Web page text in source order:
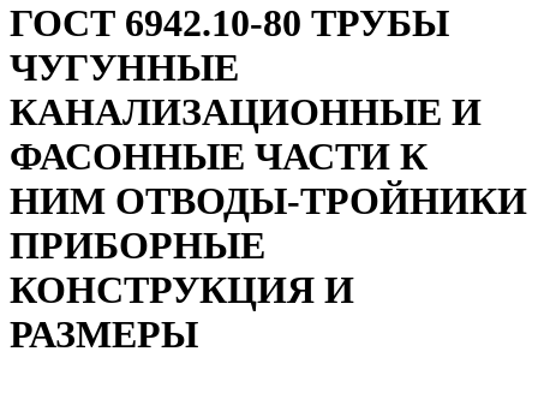
ГОСТ 6942.10-80 ТРУБЫ
ЧУГУННЫЕ
КАНАЛИЗАЦИОННЫЕ И
ФАСОННЫЕ ЧАСТИ К
НИМ ОТВОДЫ-ТРОЙНИКИ
ПРИБОРНЫЕ
КОНСТРУКЦИЯ И
РАЗМЕРЫ